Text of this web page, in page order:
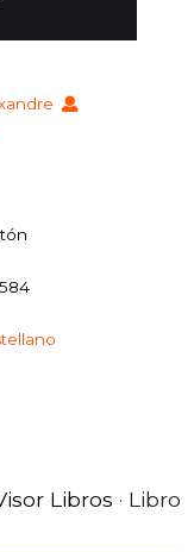
Libros · Libro